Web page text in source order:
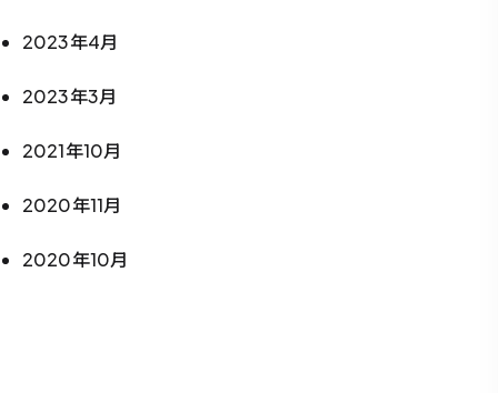
2023年4月
2023年3月
2021年10月
2020年11月
2020年10月